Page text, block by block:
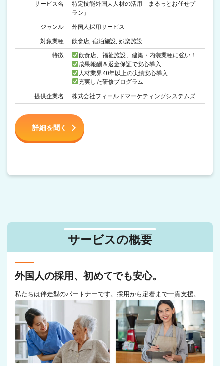
サービス名
特定技能外国人人材の活用「まるっとお任せプ
ラン」
ジャンル 外国人採用サービス
対象業種 飲食店, 宿泊施設, 娯楽施設
特徴
飲食店、福祉施設、建築・内装業種に強い！
成果報酬＆返金保証で安心導入
人材業界40年以上の実績安心導入
充実した研修プログラム
提供企業名 株式会社フィールドマーケティングシステムズ
詳細を聞く
サービスの概要
外国人の採用、初めてでも安心。
私たちは伴走型のパートナーです。採用から定着まで一貫支援。